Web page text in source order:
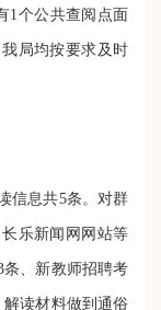
1个公共查阅点面
局均按要求及时
息共5条。对群
乐新闻网网站等
、新教师招聘考
读材料做到通俗